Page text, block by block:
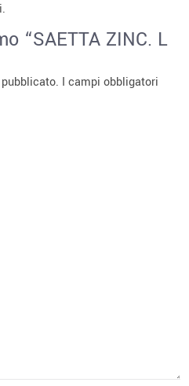
“SAETTA ZINC. L
I campi obbligatori